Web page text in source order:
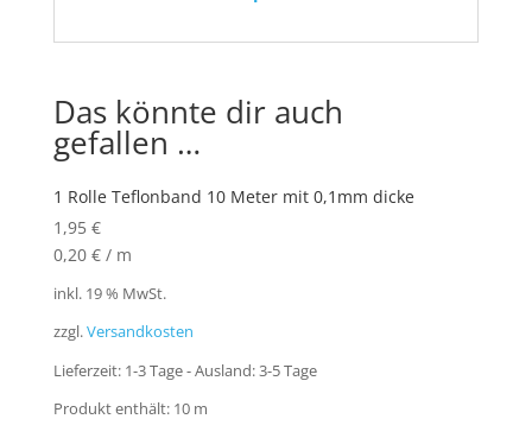
Das könnte dir auch
gefallen …
1 Rolle Teflonband 10 Meter mit 0,1mm dicke
1,95 €
0,20 €/ m
inkl. 19 % MwSt.
zzgl.Versandkosten
Lieferzeit: 1-3 Tage - Ausland: 3-5 Tage
Produkt enthält: 10 m